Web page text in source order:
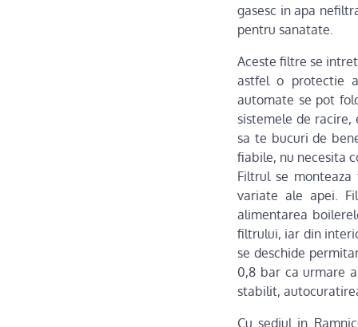
gasesc in apa
pentru sanatate.
Aceste filtre se
astfel o protectie
automate se pot
sistemele de
sa te bucuri de
fiabile, nu necesita
Filtrul se
variate ale apei.
alimentarea
filtrului, iar din
se deschide
0,8 bar ca urmare
stabilit,
Cu sediul in